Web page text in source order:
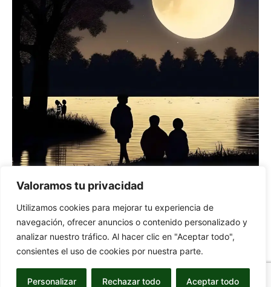
Valoramos tu privacidad
Utilizamos cookies para mejorar tu experiencia de
navegación, ofrecer anuncios o contenido personalizado y
analizar nuestro tráfico. Al hacer clic en "Aceptar todo",
consientes el uso de cookies por nuestra parte.
Personalizar Rechazar todo Aceptar todo
junio